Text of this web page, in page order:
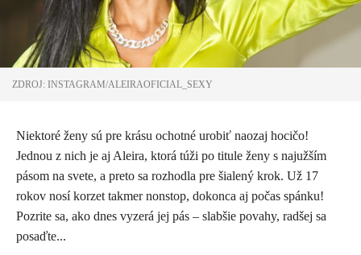
ZDROJ: INSTAGRAM/ALEIRAOFICIAL_SEXY
Niektoré ženy sú pre krásu ochotné urobiť naozaj hocičo!
Jednou z nich je aj Aleira, ktorá túži po titule ženy s najužším
pásom na svete, a preto sa rozhodla pre šialený krok. Už 17
rokov nosí korzet takmer nonstop, dokonca aj počas spánku!
Pozrite sa, ako dnes vyzerá jej pás – slabšie povahy, radšej sa
posaďte...